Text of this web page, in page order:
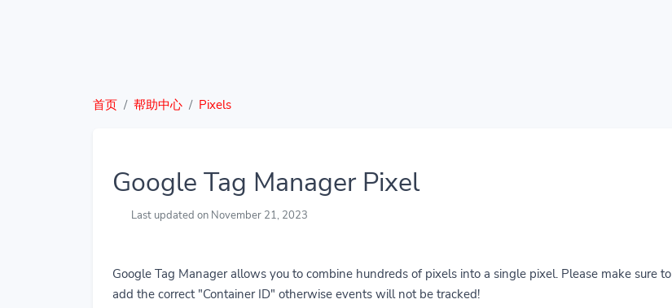
首页 帮助中心 Pixels
Google Tag Manager Pixel
Last updated on November 21, 2023
Google Tag Manager allows you to combine hundreds of pixels into a single pixel. Please make sure to
add the correct "Container ID" otherwise events will not be tracked!